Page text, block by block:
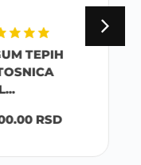
RIGUM TEPIH
PATOSNICA ZAS...